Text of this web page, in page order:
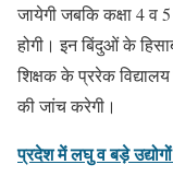
जायेगी जबकि कक्षा 4 व
होगी। इन बिंदुओं के
शिक्षक के प्ररेक
की जांच करेगी।
प्रदेश में लघु व बड़े